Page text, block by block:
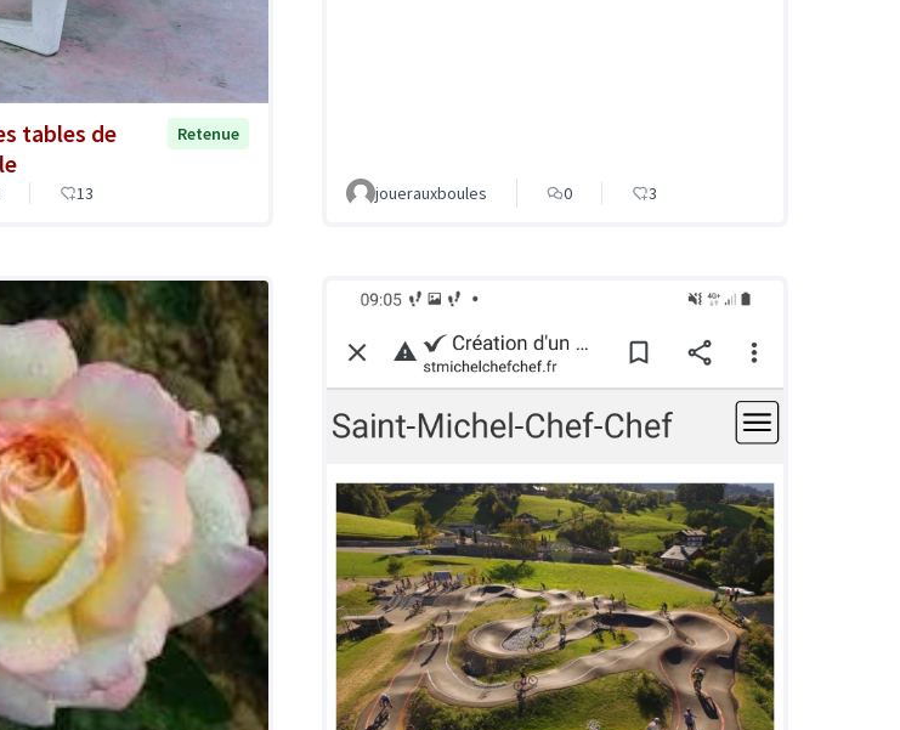
tables de
Retenue
13 jouerauxboules 0 3